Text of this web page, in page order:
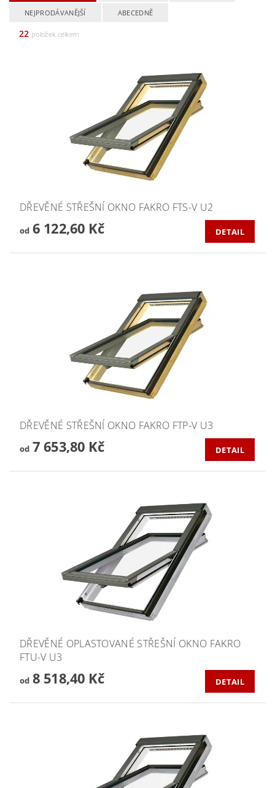
NEJPRODÁVANĚJŠÍ ABECEDNĚ
22 položek celkem
DŘEVĚNÉ STŘEŠNÍ OKNO FAKRO FTS-V U2
od6 122,60 Kč DETAIL
DŘEVĚNÉ STŘEŠNÍ OKNO FAKRO FTP-V U3
od7 653,80 Kč DETAIL
DŘEVĚNÉ OPLASTOVANÉ STŘEŠNÍ OKNO FAKRO
FTU-V U3
od8 518,40 Kč DETAIL